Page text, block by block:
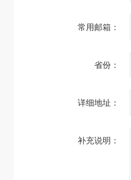
常用邮箱：
省份：
详细地址：
补充说明：